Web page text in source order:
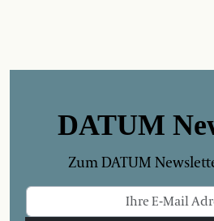
DATUM
Zum DATUM